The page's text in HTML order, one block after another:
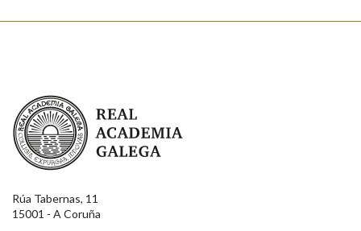
Real Academia Galega
Rúa Tabernas, 11
15001 - A Coruña